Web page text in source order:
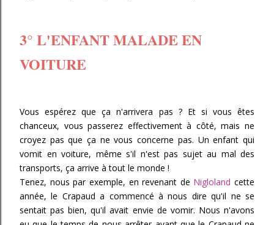
3° L'ENFANT MALADE EN
VOITURE
Vous espérez que ça n'arrivera pas ? Et si vous êtes
chanceux, vous passerez effectivement à côté, mais ne
croyez pas que ça ne vous concerne pas. Un enfant qui
vomit en voiture, même s'il n'est pas sujet au mal des
transports, ça arrive à tout le monde !
Tenez, nous par exemple, en revenant de Nigloland cette
année, le Crapaud a commencé à nous dire qu'il ne se
sentait pas bien, qu'il avait envie de vomir. Nous n'avons